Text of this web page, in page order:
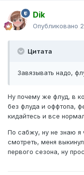
Dik
Опубликовано
Цитата
Завязывать надо,
Ну почему же флуд, в
без флуда и оффтопа,
кидайтесь и все
По сабжу, ну не знаю я
смотреть, меня
первого сезона, ну